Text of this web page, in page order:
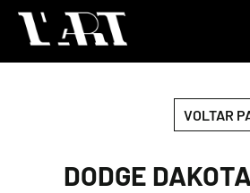
VOLTAR
DODGE